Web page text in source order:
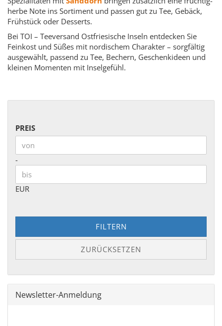
herbe Note ins Sortiment und passen gut zu Tee, Gebäck,
Frühstück oder Desserts.
Bei TOI – Teeversand Ostfriesische Inseln entdecken Sie
Feinkost und Süßes mit nordischem Charakter – sorgfältig
ausgewählt, passend zu Tee, Bechern, Geschenkideen und
kleinen Momenten mit Inselgefühl.
PREIS
PREIS
Preis bis
-
EUR
FILTERN
ZURÜCKSETZEN
Newsletter-Anmeldung